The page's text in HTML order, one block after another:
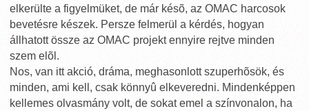
elkerülte a figyelmüket, de már késõ, az OMAC harcosok
bevetésre készek. Persze felmerül a kérdés, hogyan
állhatott össze az OMAC projekt ennyire rejtve minden
szem elõl.
Nos, van itt akció, dráma, meghasonlott szuperhõsök, és
minden, ami kell, csak könnyû elkeveredni. Mindenképpen
kellemes olvasmány volt, de sokat emel a színvonalon, ha